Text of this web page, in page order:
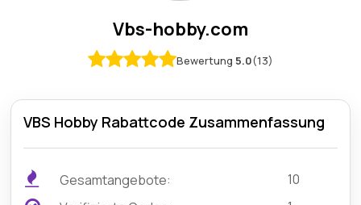
Vbs-hobby.com
Bewertung 5.0(13)
VBS Hobby Rabattcode Zusammenfassung
Gesamtangebote:
10